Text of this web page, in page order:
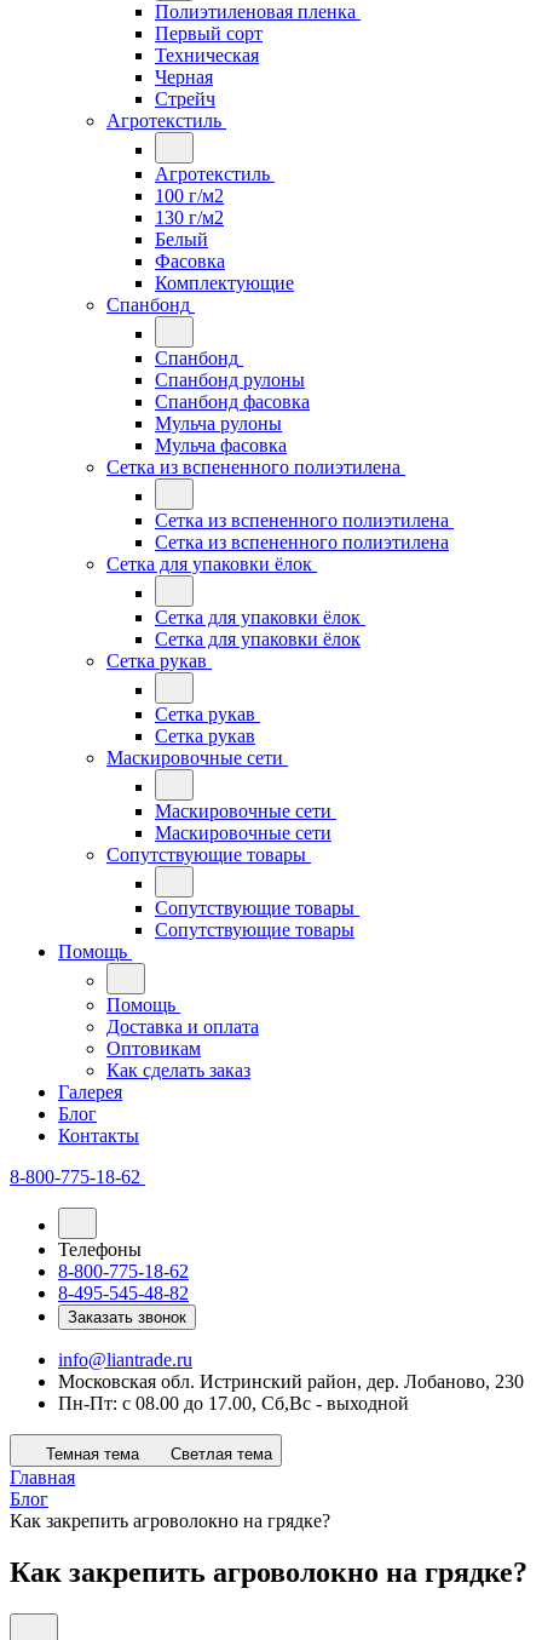
Полиэтиленовая пленка
Первый сорт
Техническая
Черная
Стрейч
Агротекстиль
Агротекстиль
100 г/м2
130 г/м2
Белый
Фасовка
Комплектующие
Спанбонд
Спанбонд
Спанбонд рулоны
Спанбонд фасовка
Мульча рулоны
Мульча фасовка
Сетка из вспененного полиэтилена
Сетка из вспененного полиэтилена
Сетка из вспененного полиэтилена
Сетка для упаковки ёлок
Сетка для упаковки ёлок
Сетка для упаковки ёлок
Сетка рукав
Сетка рукав
Сетка рукав
Маскировочные сети
Маскировочные сети
Маскировочные сети
Сопутствующие товары
Сопутствующие товары
Сопутствующие товары
Помощь
Помощь
Доставка и оплата
Оптовикам
Как сделать заказ
Галерея
Блог
Контакты
8-800-775-18-62
Телефоны
8-800-775-18-62
8-495-545-48-82
Заказать звонок
info@liantrade.ru
Московская обл. Истринский район, дер. Лобаново, 230
Пн-Пт: c 08.00 до 17.00, Cб,Вс - выходной
Темная тема Светлая тема
Главная
Блог
Как закрепить агроволокно на грядке?
Как закрепить агроволокно на грядке?